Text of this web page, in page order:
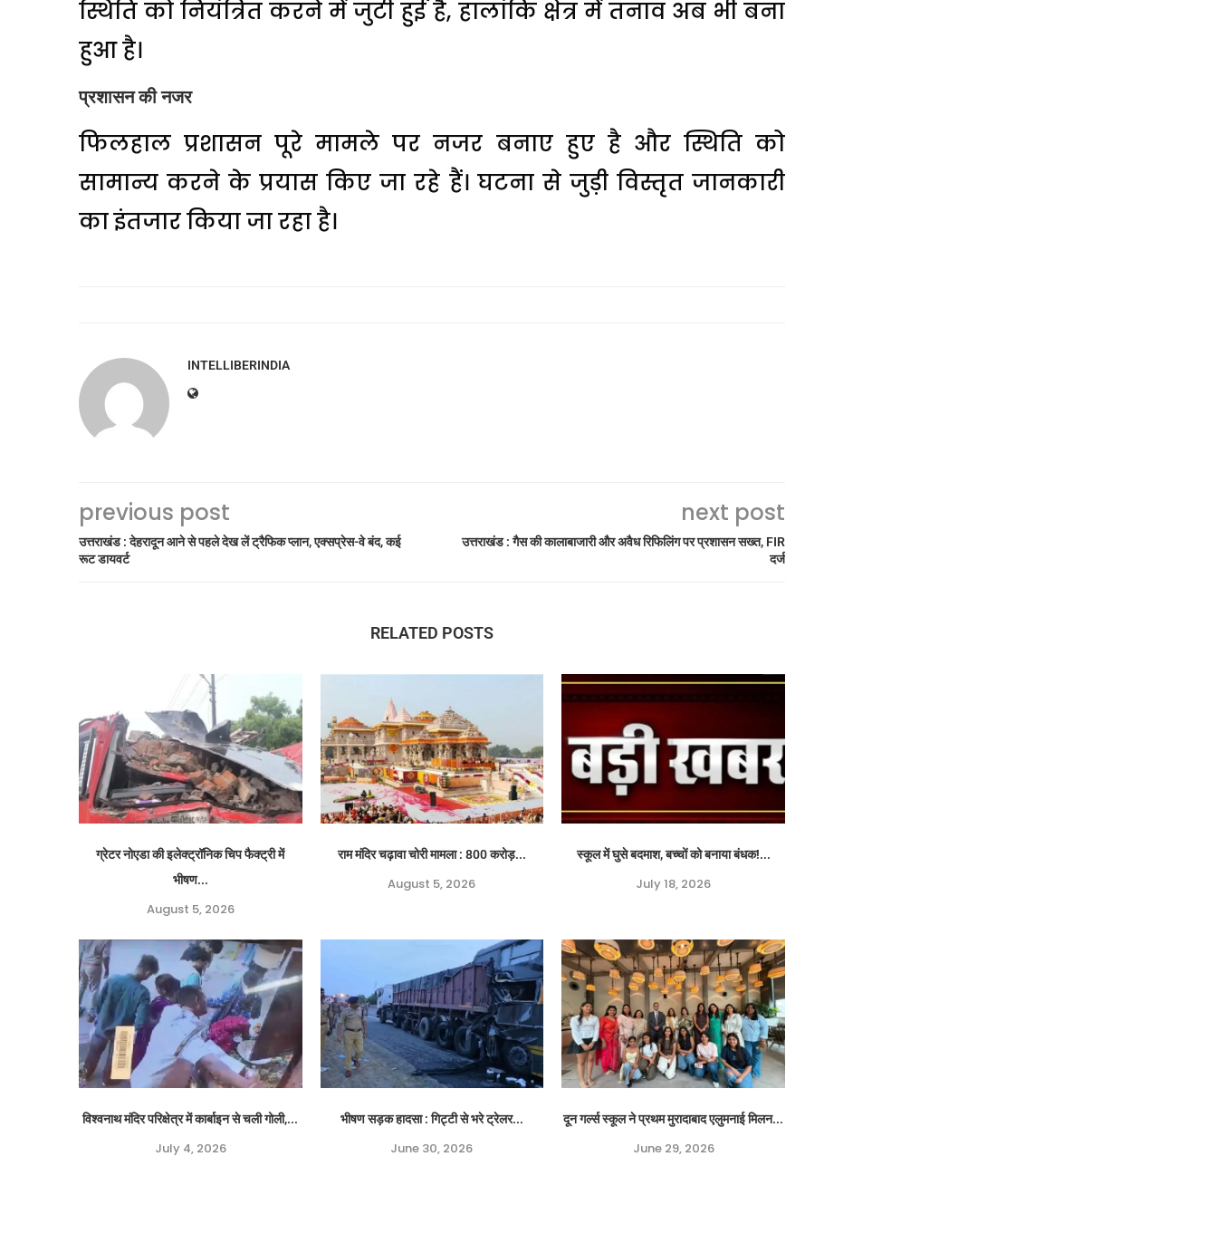
स्थिति को नियंत्रित करने में जुटी हुई है, हालांकि क्षेत्र में तनाव अब भी बना
हुआ है।
प्रशासन की नजर
फिलहाल प्रशासन पूरे मामले पर नजर बनाए हुए है और स्थिति को
सामान्य करने के प्रयास किए जा रहे हैं। घटना से जुड़ी विस्तृत जानकारी
का इंतजार किया जा रहा है।
INTELLIBERINDIA
previous post
उत्तराखंड : देहरादून आने से पहले देख लें ट्रैफिक प्लान, एक्सप्रेस-वे बंद, कई
रूट डायवर्ट
next post
उत्तराखंड : गैस की कालाबाजारी और अवैध रिफिलिंग पर प्रशासन सख्त, FIR
दर्ज
RELATED POSTS
ग्रेटर नोएडा की इलेक्ट्रॉनिक चिप फैक्ट्री में
भीषण...
August 5, 2026
राम मंदिर चढ़ावा चोरी मामला : 800 करोड़...
August 5, 2026
स्कूल में घुसे बदमाश, बच्चों को बनाया बंधक!...
July 18, 2026
विश्वनाथ मंदिर परिक्षेत्र में कार्बाइन से चली गोली,...
July 4, 2026
भीषण सड़क हादसा : गिट्टी से भरे ट्रेलर...
June 30, 2026
दून गर्ल्स स्कूल ने प्रथम मुरादाबाद एलुमनाई मिलन...
June 29, 2026